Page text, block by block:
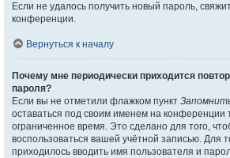
Если не удалось получить новый пароль,
конференции.
Вернуться к началу
Почему мне периодически приходится
пароля?
Если вы не отметили флажком пункт
оставаться под своим именем на конференции
ограниченное время. Это сделано для того,
воспользоваться вашей учётной записью. Для
приходилось вводить имя пользователя и